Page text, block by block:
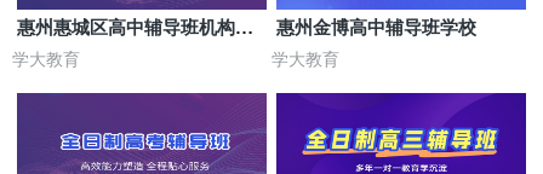
惠州惠城区高中辅导班机构哪
家好
学大教育
惠州金博高中辅导班学校
学大教育